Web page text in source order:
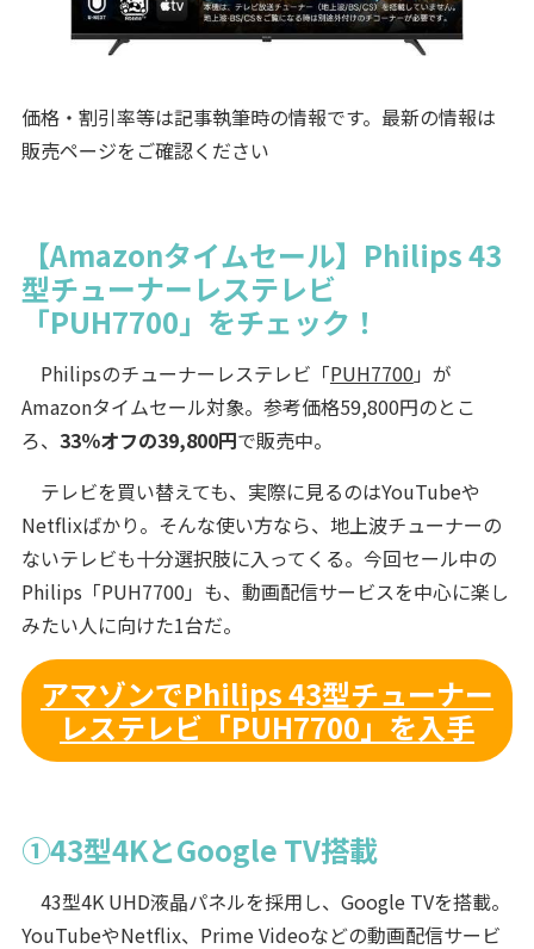
価格・割引率等は記事執筆時の情報です。最新の情報は
販売ページをご確認ください
【Amazonタイムセール】Philips 43
型チューナーレステレビ
「PUH7700」をチェック！
Philipsのチューナーレステレビ「PUH7700 」が
Amazonタイムセール対象。参考価格59,800円のとこ
ろ、 33％オフの39,800円で販売中。
テレビを買い替えても、実際に見るのはYouTubeや
Netflixばかり。そんな使い方なら、地上波チューナーの
ないテレビも十分選択肢に入ってくる。今回セール中の
Philips「PUH7700」も、動画配信サービスを中心に楽し
みたい人に向けた1台だ。
アマゾンでPhilips 43型チューナー
レステレビ「PUH7700」を入手
①43型4KとGoogle TV搭載
43型4K UHD液晶パネルを採用し、Google TVを搭載。
YouTubeやNetflix、Prime Videoなどの動画配信サービ